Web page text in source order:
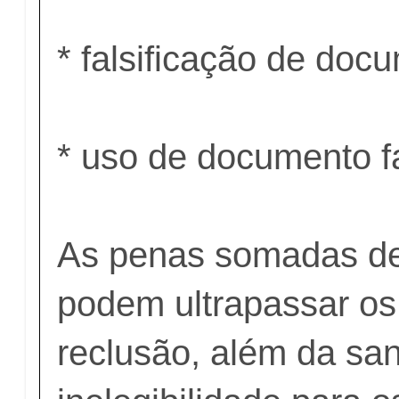
* falsificação de
* uso de documento
As penas somadas
podem ultrapassar
reclusão, além da